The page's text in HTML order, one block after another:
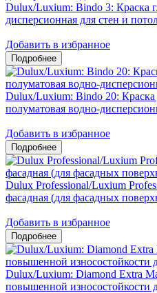
Dulux/Luxium: Bindo 3: Краска
дисперсионная для стен и
Добавить в избранное
Dulux/Luxium: Bindo 20: Краска
полуматовая водно-
Добавить в избранное
Dulux Professional/Luxium
фасадная (для фасадных
Добавить в избранное
Dulux/Luxium: Diamond Extra
повышенной износостойкости